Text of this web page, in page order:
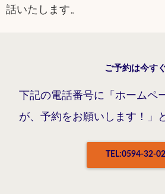
話いたします。
ご予約は今す
下記の電話番号に「ホームペ
が、予約をお願いします！」
TEL:0594-32-